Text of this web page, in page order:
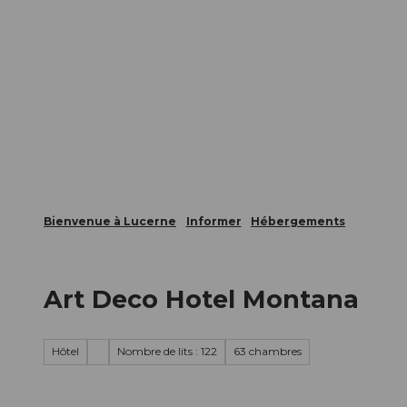
Bienvenue à Lucerne Informer Hébergements
Art Deco Hotel Montana
Hôtel Nombre de lits : 122 63 chambres